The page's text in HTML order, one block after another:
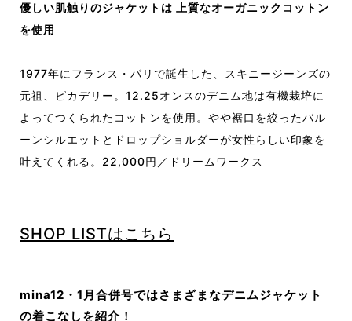
優しい肌触りのジャケットは 上質なオーガニックコットン
を使用
1977年にフランス・パリで誕生した、スキニージーンズの
元祖、ピカデリー。12.25オンスのデニム地は有機栽培に
よってつくられたコットンを使用。やや裾口を絞ったバル
ーンシルエットとドロップショルダーが女性らしい印象を
叶えてくれる。22,000円／ドリームワークス
SHOP LISTはこちら
mina12・1月合併号ではさまざまなデニムジャケット
の着こなしを紹介！